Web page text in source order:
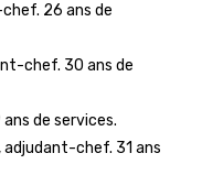
26 ans de
chef. 30 ans de
de services.
adjudant-chef. 31 ans